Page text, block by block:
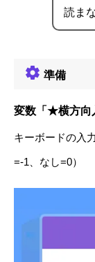
読ま
準備
変数「★横方向
キーボードの入
=-1、なし=0）